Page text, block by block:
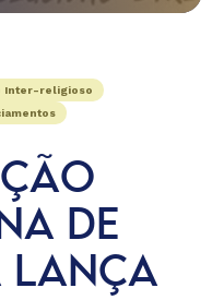
Inter-religioso
DE
LANÇA